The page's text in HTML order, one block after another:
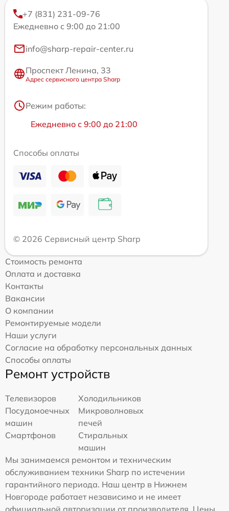
+7 (831) 231-09-76
Ежедневно с 9:00 до 21:00
info@sharp-repair-center.ru
Проспект Ленина, 33
Адрес сервисного центра Sharp
Режим работы:
Ежедневно с 9:00 до 21:00
Способы оплаты
© 2026 Сервисный центр Sharp
Стоимость ремонта
Оплата и доставка
Контакты
Вакансии
О компании
Ремонтируемые модели
Наши услуги
Согласие на обработку персональных данных
Способы оплаты
Ремонт устройств
Телевизоров
Холодильников
Посудомоечных
машин
Микроволновых
печей
Смартфонов
Стиральных
машин
Мы занимаемся ремонтом и техническим
обслуживанием техники Sharp по истечении
гарантийного периода. Наш центр в Нижнем
Новгороде работает независимо и не имеет
официальной авторизации от производителя. Цены